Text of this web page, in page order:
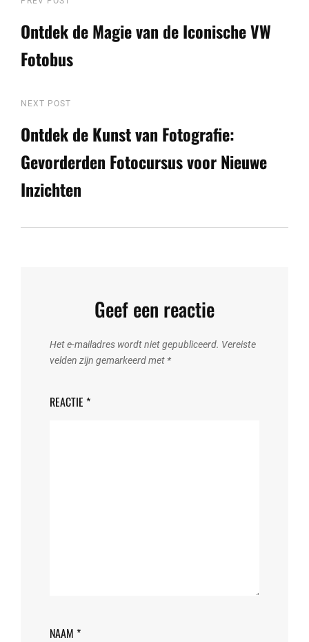
Berichtnavigatie
Previous
Post
Ontdek de Magie van de Iconische VW
Fotobus
Next
Post
NEXT POST
Ontdek de Kunst van Fotografie:
Gevorderden Fotocursus voor Nieuwe
Inzichten
Geef een reactie
Het e-mailadres wordt niet gepubliceerd. Vereiste
velden zijn gemarkeerd met *
REACTIE *
NAAM *